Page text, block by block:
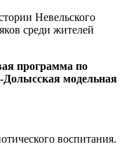
Невельского
среди жителей
программа по
Долысская модельная
воспитания.